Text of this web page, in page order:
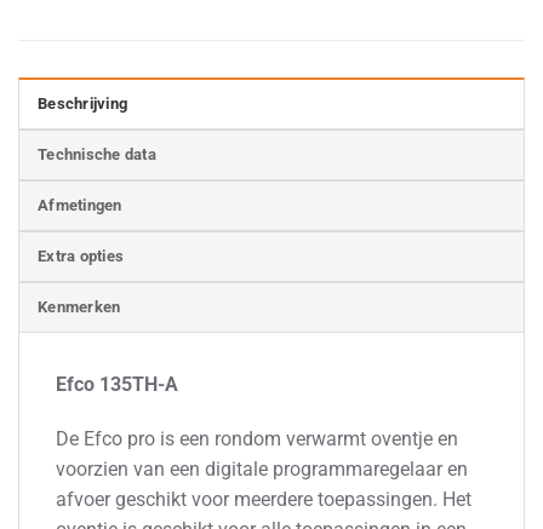
Beschrijving
Technische data
Afmetingen
Extra opties
Kenmerken
Efco 135TH-A
De Efco pro is een rondom verwarmt oventje en
voorzien van een digitale programmaregelaar en
afvoer geschikt voor meerdere toepassingen. Het